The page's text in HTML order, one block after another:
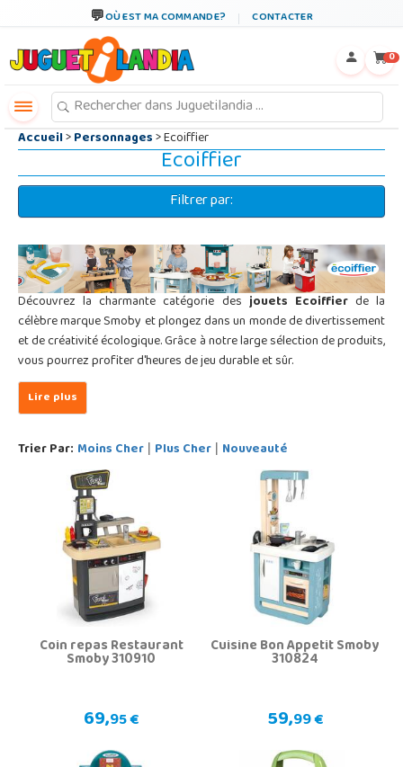
OÙ EST MA COMMANDE? CONTACTER
0
Accueil>Personnages> Ecoiffier
Ecoiffier
Filtrer par:
Découvrez la charmante catégorie des jouets Ecoiffierde la
célèbre marque Smoby et plongez dans un monde de divertissement
et de créativité écologique. Grâce à notre large sélection de produits,
vous pourrez profiter d'heures de jeu durable et sûr.
Trier Par: Moins Cher | Plus Cher | Nouveauté
Coin repas Restaurant
Smoby 310910
69,95 €
Cuisine Bon Appetit Smoby
310824
59,99 €